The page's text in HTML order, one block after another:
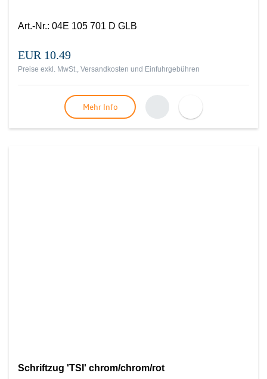
Art.-Nr.: 04E 105 701 D GLB
EUR 10.49
Preise exkl. MwSt., Versandkosten und Einfuhrgebühren
Mehr Info
Schriftzug 'TSI' chrom/chrom/rot